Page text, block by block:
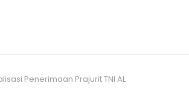
Penerimaan Prajurit TNI AL